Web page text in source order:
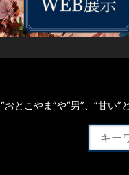
“おとこやま”や“男”、”甘い